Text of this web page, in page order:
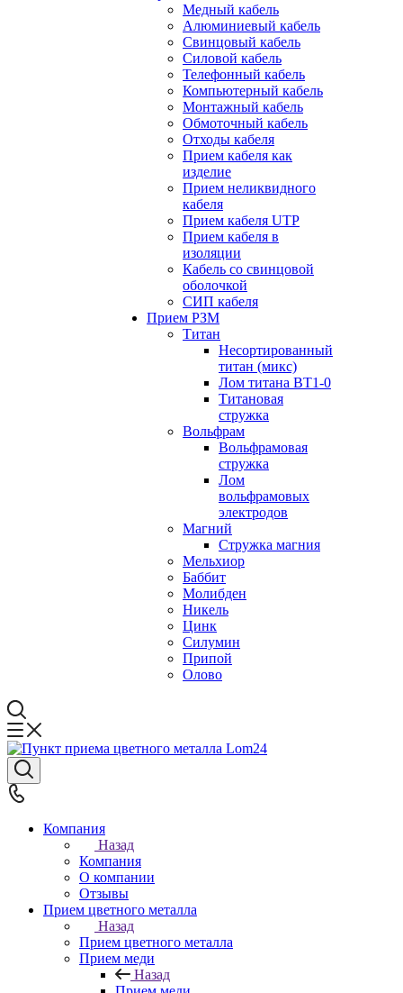
Медный кабель
Алюминиевый кабель
Свинцовый кабель
Силовой кабель
Телефонный кабель
Компьютерный кабель
Монтажный кабель
Обмоточный кабель
Отходы кабеля
Прием кабеля как
изделие
Прием неликвидного
кабеля
Прием кабеля UTP
Прием кабеля в
изоляции
Кабель со свинцовой
оболочкой
СИП кабеля
Прием РЗМ
Титан
Несортированный
титан (микс)
Лом титана ВТ1-0
Титановая
стружка
Вольфрам
Вольфрамовая
стружка
Лом
вольфрамовых
электродов
Магний
Стружка магния
Мельхиор
Баббит
Молибден
Никель
Цинк
Силумин
Припой
Олово
Компания
Назад
Компания
О компании
Отзывы
Прием цветного металла
Назад
Прием цветного металла
Прием меди
Назад